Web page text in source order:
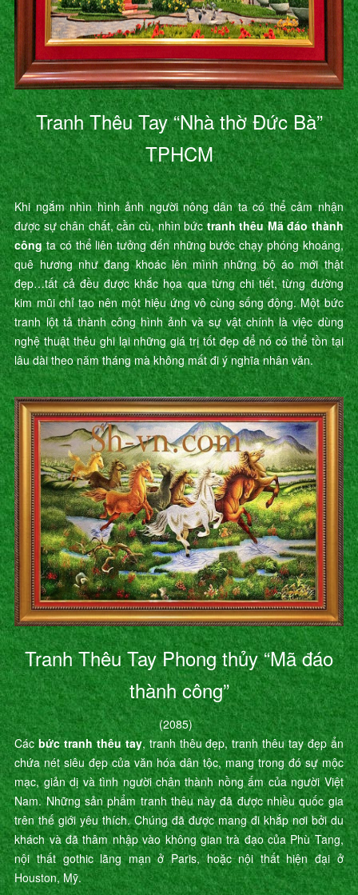
Tranh Thêu Tay “Nhà thờ Đức Bà”
TPHCM
Khi ngắm nhìn hình ảnh người nông dân ta có thể cảm nhận
được sự chân chất, cần cù, nhìn bứctranh thêu Mã đáo thành
côngta có thể liên tưởng đến những bước chạy phóng khoáng,
quê hương như đang khoác lên mình những bộ áo mới thật
đẹp…tất cả đều được khắc họa qua từng chi tiết, từng đường
kim mũi chỉ tạo nên một hiệu ứng vô cùng sống động. Một bức
tranh lột tả thành công hình ảnh và sự vật chính là việc dùng
nghệ thuật thêu ghi lại những giá trị tốt đẹp để nó có thể tồn tại
lâu dài theo năm tháng mà không mất đi ý nghĩa nhân văn.
Tranh Thêu Tay Phong thủy “Mã đáo
thành công”
(2085)
Cácbức tranh thêu tay, tranh thêu đẹp, tranh thêu tay đẹp ẩn
chứa nét siêu đẹp của văn hóa dân tộc, mang trong đó sự mộc
mạc, giản dị và tình người chân thành nồng ấm của người Việt
Nam. Những sản phẩm tranh thêu này đã được nhiều quốc gia
trên thế giới yêu thích. Chúng đã được mang đi khắp nơi bởi du
khách và đã thâm nhập vào không gian trà đạo của Phù Tang,
nội thất gothic lãng mạn ở Paris, hoặc nội thất hiện đại ở
Houston, Mỹ.